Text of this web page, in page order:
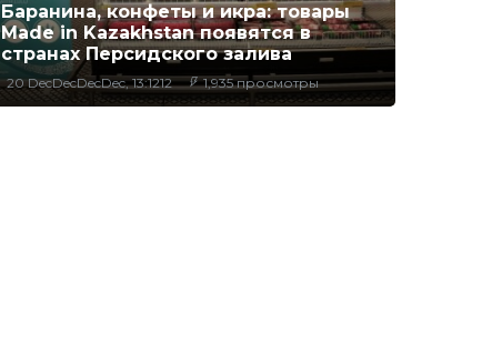
Баранина, конфеты и икра: товары
Made in Kazakhstan появятся в
странах Персидского залива
20 DecDecDecDec, 13:1212 1,935 просмотры